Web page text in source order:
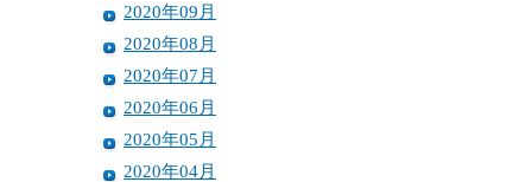
2020年09月
2020年08月
2020年07月
2020年06月
2020年05月
2020年04月